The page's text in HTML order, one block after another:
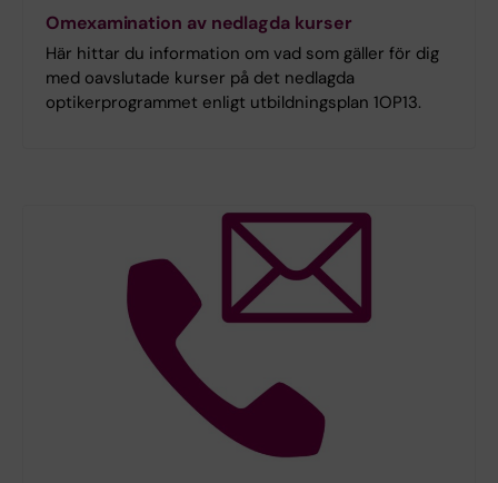
Omexamination av nedlagda kurser
Här hittar du information om vad som gäller för dig
med oavslutade kurser på det nedlagda
optikerprogrammet enligt utbildningsplan 1OP13.